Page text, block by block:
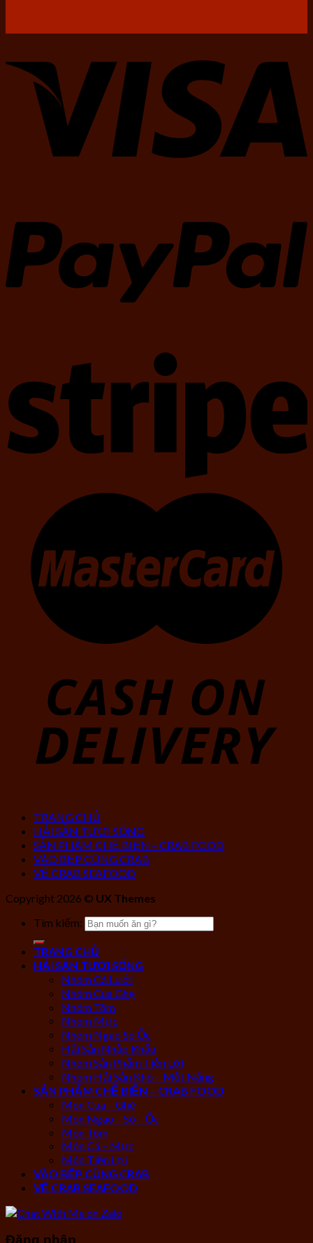
TRANG CHỦ
HẢI SẢN TƯƠI SỐNG
SẢN PHẨM CHẾ BIẾN – CRAB FOOD
VÀO BẾP CÙNG CRAB
VỀ CRAB SEAFOOD
Copyright 2026 © UX Themes
Tìm kiếm:
TRANG CHỦ
HẢI SẢN TƯƠI SỐNG
Nhóm Cá Lưới
Nhóm Cua Ghẹ
Nhóm Tôm
Nhóm Mực
Nhóm Ngao Sò Ốc
Hải Sản Nhập Khẩu
Nhóm Sản Phẩm Tiện Lợi
Nhóm Hải Sản Khô – Một Nắng
SẢN PHẨM CHẾ BIẾN – CRAB FOOD
Món Cua – Ghẹ
Món Ngao – Sò – Ốc
Món Tôm
Món Cá – Mực
Món Tiện Lợi
VÀO BẾP CÙNG CRAB
VỀ CRAB SEAFOOD
Đăng nhập